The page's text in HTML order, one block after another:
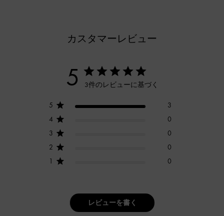
カスタマーレビュー
5 3件のレビューに基づく
5
3
4
0
3
0
2
0
1
0
レビューを書く